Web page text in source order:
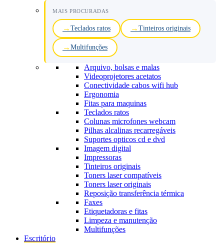
MAIS PROCURADAS
Teclados ratos Tinteiros originais
Multifunções
Arquivo, bolsas e malas
Videoprojetores acetatos
Conectividade cabos wifi hub
Ergonomia
Fitas para maquinas
Teclados ratos
Colunas microfones webcam
Pilhas alcalinas recarregáveis
Suportes opticos cd e dvd
Imagem digital
Impressoras
Tinteiros originais
Toners laser compatíveis
Toners laser originais
Reposição transferência térmica
Faxes
Etiquetadoras e fitas
Limpeza e manutenção
Multifunções
Escritório